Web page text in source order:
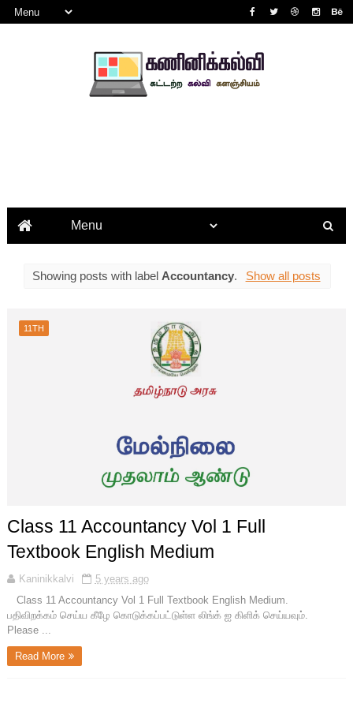
Showing posts with label Accountancy. Show all posts
11TH
Class 11 Accountancy Vol 1 Full
Textbook English Medium
Kaninikkalvi
5 years ago
Class 11 Accountancy Vol 1 Full Textbook English Medium.
பதிவிறக்கம் செய்ய கீழே கொடுக்கப்பட்டுள்ள லிங்க் ஐ கிளிக் செய்யவும்.
Please ...
Read More